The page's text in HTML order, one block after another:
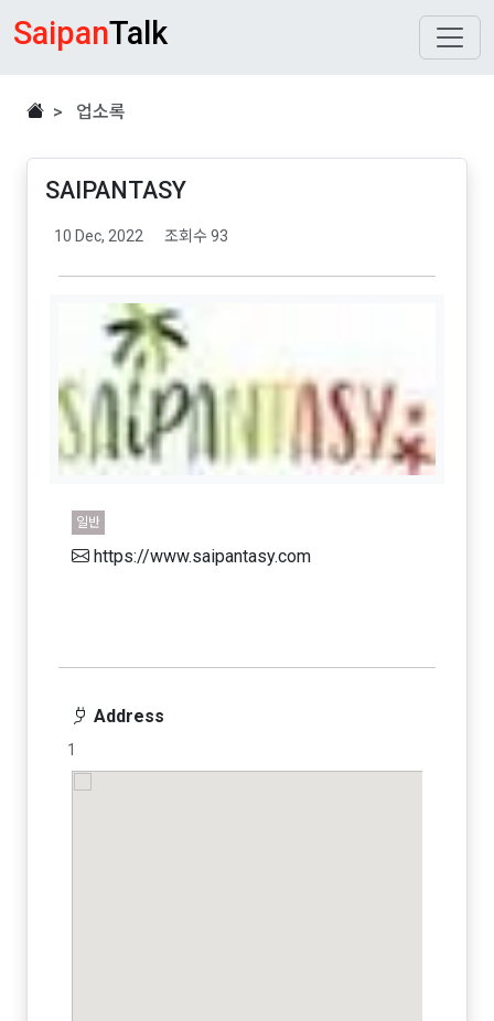
SaipanTalk
> 업소록
SAIPANTASY
10 Dec, 2022 조회수 93
일반
https://www.saipantasy.com
Address
1